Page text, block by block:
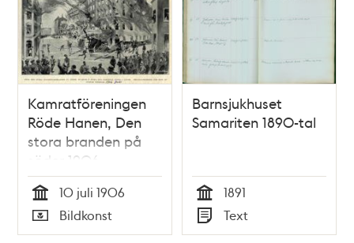
Kamratföreningen
Röde Hanen, Den
stora branden på
söder 1906
Tid
10 juli 1906
Typ
Bildkonst
Barnsjukhuset
Samariten 1890-tal
Tid
1891
Typ
Text